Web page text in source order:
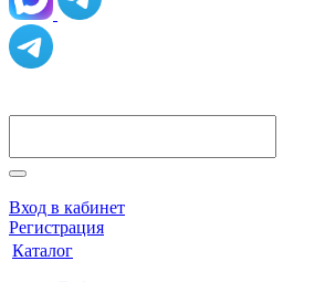
Вход в кабинет
Регистрация
Каталог